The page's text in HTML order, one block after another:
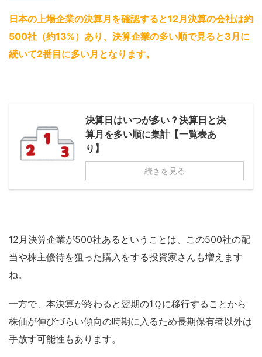
日本の上場企業の決算月を確認すると12月決算の会社は約
500社（約13%）あり、決算企業の多い順で見ると3月に
続いて2番目に多い月となります。
決算日はいつが多い？決算日と決
算月を多い順に集計【一覧表あ
り】
続きを見る
12月決算企業が500社あるということは、この500社の配
当や株主優待を狙った購入をする投資家さんも増えます
ね。
一方で、本決算が終わると翌期の1Ｑに移行することから
株価が伸びづらい傾向の時期に入るため長期保有者以外は
手放す可能性もあります。